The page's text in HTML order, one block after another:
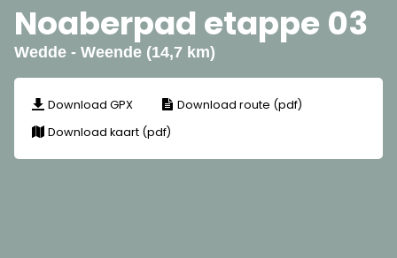
Noaberpad etappe 03
Wedde - Weende (14,7 km)
Download GPX
Download route (pdf)
Download kaart (pdf)